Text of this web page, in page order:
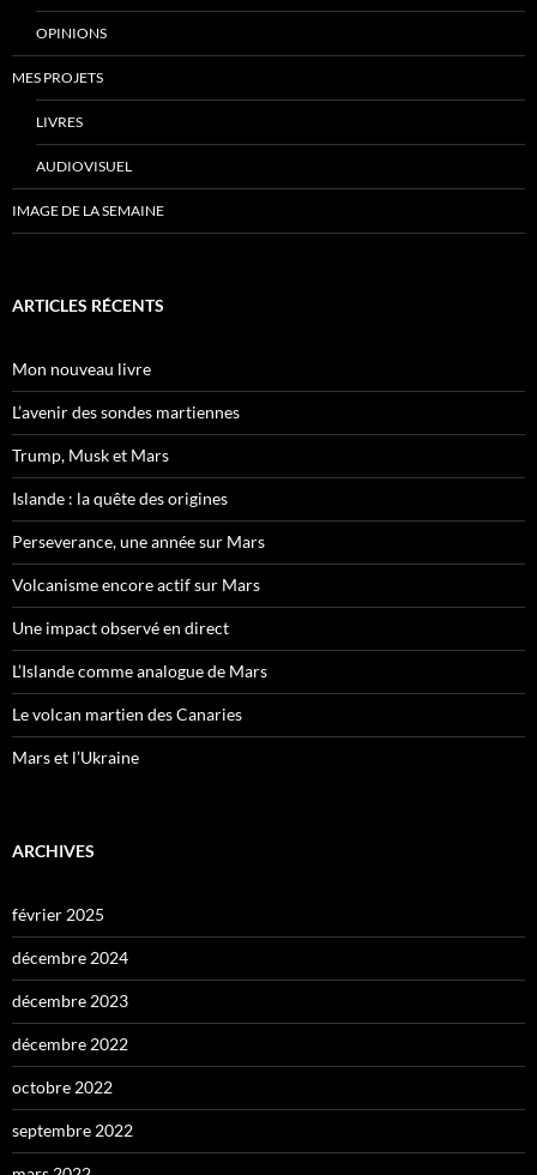
OPINIONS
MES PROJETS
LIVRES
AUDIOVISUEL
IMAGE DE LA SEMAINE
ARTICLES RÉCENTS
Mon nouveau livre
L’avenir des sondes martiennes
Trump, Musk et Mars
Islande : la quête des origines
Perseverance, une année sur Mars
Volcanisme encore actif sur Mars
Une impact observé en direct
L’Islande comme analogue de Mars
Le volcan martien des Canaries
Mars et l’Ukraine
ARCHIVES
février 2025
décembre 2024
décembre 2023
décembre 2022
octobre 2022
septembre 2022